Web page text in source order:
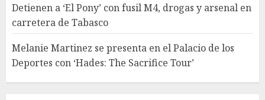
Detienen a ‘El Pony’ con fusil M4, drogas y arsenal en
carretera de Tabasco
Melanie Martinez se presenta en el Palacio de los
Deportes con ‘Hades: The Sacrifice Tour’
5
AGOSTO 9, 2026
Lionel, a los 68 años en Rosario